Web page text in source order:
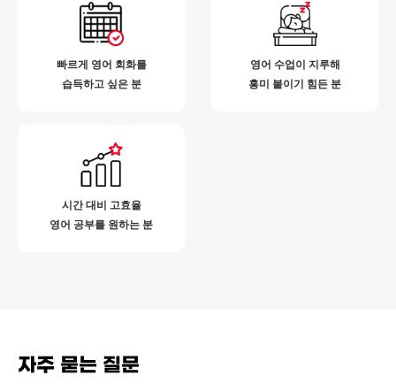
빠르게 영어 회화를
습득하고 싶은 분
영어 수업이 지루해
흥미 붙이기 힘든 분
시간 대비 고효율
영어 공부를 원하는 분
자주 묻는 질문